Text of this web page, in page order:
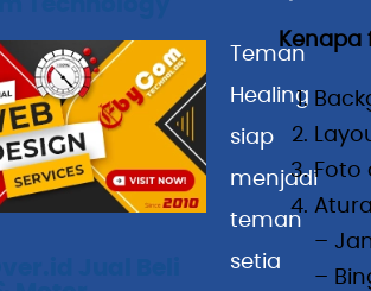
Kenapa
Foto
–
–
Teman
Healing
siap
menjadi
teman
setia